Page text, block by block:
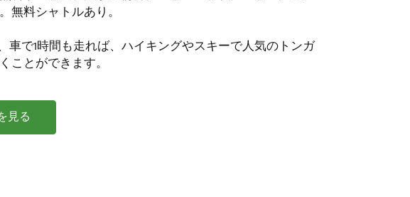
無料シャトルあり。
車で1時間も走れば、ハイキングやスキーで人気のトンガ
ことができます。
見る